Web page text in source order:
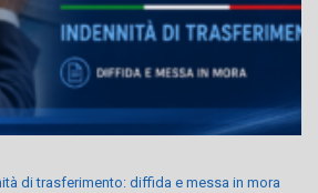
di trasferimento: diffida e messa in mora